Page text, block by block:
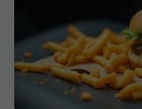
Ce se întâmplă dacă
Efectele sunt bruște
16 iun 2025, 20:08